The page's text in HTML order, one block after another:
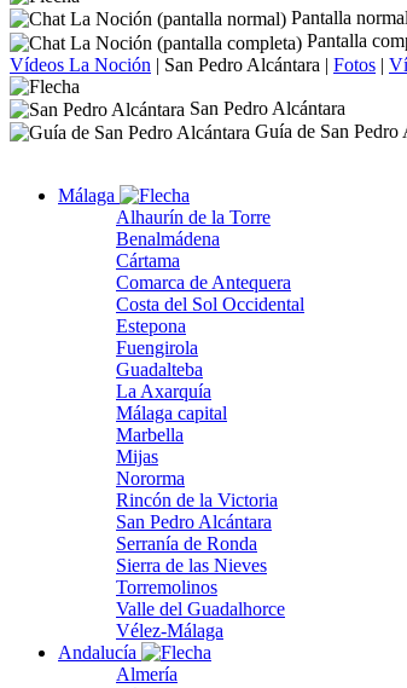
Pantalla normal
Pantalla
Vídeos La Noción | San Pedro Alcántara | Fotos |
San Pedro Alcántara
Guía de San Pedro
Málaga
Alhaurín de la Torre
Benalmádena
Cártama
Comarca de Antequera
Costa del Sol Occidental
Estepona
Fuengirola
Guadalteba
La Axarquía
Málaga capital
Marbella
Mijas
Nororma
Rincón de la Victoria
San Pedro Alcántara
Serranía de Ronda
Sierra de las Nieves
Torremolinos
Valle del Guadalhorce
Vélez-Málaga
Andalucía
Almería